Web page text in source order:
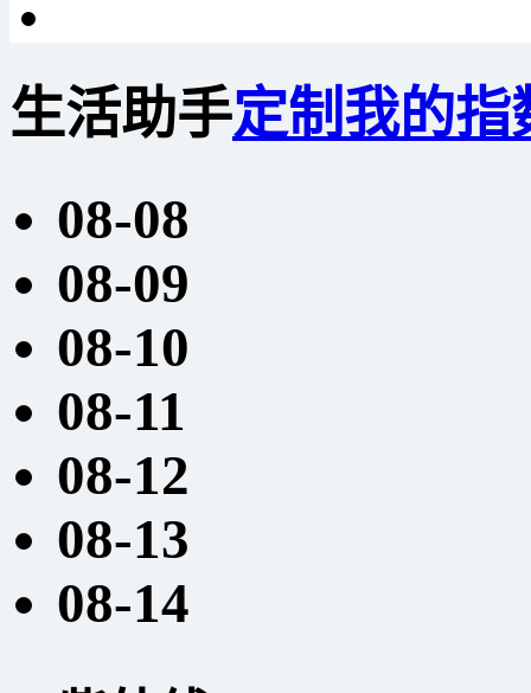
生活助手定制我的指
08-08
08-09
08-10
08-11
08-12
08-13
08-14